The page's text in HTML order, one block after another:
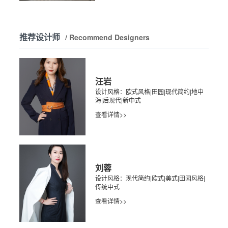
推荐设计师 / Recommend Designers
汪岩
设计风格：欧式风格|田园|现代简约|地中
海|后现代|新中式
查看详情>>
刘蓉
设计风格：现代简约|欧式|美式|田园风格|
传统中式
查看详情>>